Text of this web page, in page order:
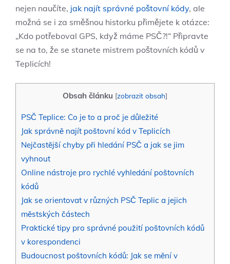
nejen naučíte, jak najít správné poštovní kódy, ale
možná se i za směšnou historku přimějete k otázce:
„Kdo potřeboval GPS, když máme PSČ?!“ Připravte
se na to, že se stanete mistrem poštovních kódů v
Teplicích!
Obsah článku [zobrazit obsah]
PSČ Teplice: Co je to a proč je důležité
Jak správně najít poštovní kód v Teplicích
Nejčastější chyby při hledání PSČ a jak se jim
vyhnout
Online nástroje pro rychlé vyhledání poštovních
kódů
Jak se orientovat v různých PSČ Teplic a jejich
městských částech
Praktické tipy pro správné použití poštovních kódů
v korespondenci
Budoucnost poštovních kódů: Jak se mění v